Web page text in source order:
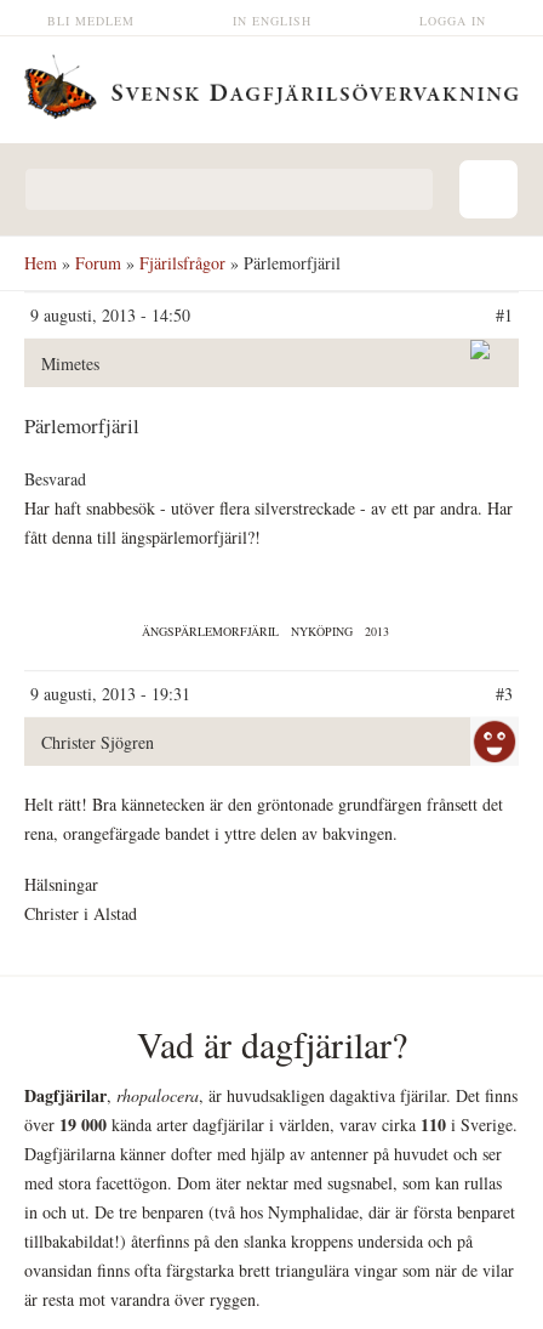
Hoppa till huvudinnehåll LOGGA IN
IN ENGLISH
BLI MEDLEM
Hem » Forum » Fjärilsfrågor » Pärlemorfjäril
9 augusti, 2013 - 14:50 #1
Mimetes
Pärlemorfjäril
Besvarad
Har haft snabbesök - utöver flera silverstreckade - av ett par andra. Har
fått denna till ängspärlemorfjäril?!
ÄNGSPÄRLEMORFJÄRIL NYKÖPING 2013
9 augusti, 2013 - 19:31 #3
Christer Sjögren
Helt rätt! Bra kännetecken är den gröntonade grundfärgen frånsett det
rena, orangefärgade bandet i yttre delen av bakvingen.
Hälsningar
Christer i Alstad
Vad är dagfjärilar?
Dagfjärilar, rhopalocera, är huvudsakligen dagaktiva fjärilar. Det finns
över 19 000 kända arter dagfjärilar i världen, varav cirka 110 i Sverige.
Dagfjärilarna känner dofter med hjälp av antenner på huvudet och ser
med stora facettögon. Dom äter nektar med sugsnabel, som kan rullas
in och ut. De tre benparen (två hos Nymphalidae, där är första benparet
tillbakabildat!) återfinns på den slanka kroppens undersida och på
ovansidan finns ofta färgstarka brett triangulära vingar som när de vilar
är resta mot varandra över ryggen.